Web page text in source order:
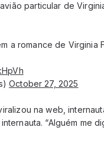
particular de
a romance de Virginia
October 27, 2025
na web,
“Alguém me